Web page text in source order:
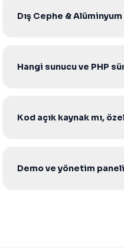
Dış Cephe &
Hangi sunucu ve PHP
Kod açık kaynak mı,
Demo ve yönetim